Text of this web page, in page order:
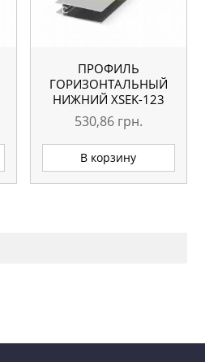
ПРОФИЛЬ
ГОРИЗОНТАЛЬНЫЙ
НИЖНИЙ ХSEK-123
СЕРЕБРО L=5.1М
ОРИГИНАЛ
530,86 грн.
В корзину